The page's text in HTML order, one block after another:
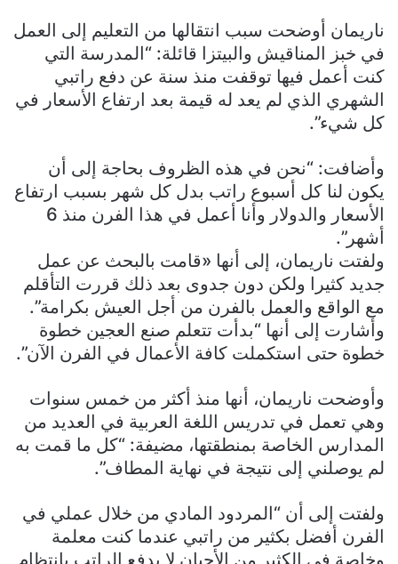
ناريمان أوضحت سبب انتقالها من التعليم إلى العمل
في خبز المناقيش والبيتزا قائلة: “المدرسة التي
كنت أعمل فيها توقفت منذ سنة عن دفع راتبي
الشهري الذي لم يعد له قيمة بعد ارتفاع الأسعار في
كل شيء”.
وأضافت: “نحن في هذه الظروف بحاجة إلى أن
يكون لنا كل أسبوع راتب بدل كل شهر بسبب ارتفاع
الأسعار والدولار وأنا أعمل في هذا الفرن منذ 6
أشهر”.
ولفتت ناريمان، إلى أنها «قامت بالبحث عن عمل
جديد كثيرا ولكن دون جدوى بعد ذلك قررت التأقلم
مع الواقع والعمل بالفرن من أجل العيش بكرامة”.
وأشارت إلى أنها “بدأت تتعلم صنع العجين خطوة
خطوة حتى استكملت كافة الأعمال في الفرن الآن”.
وأوضحت ناريمان، أنها منذ أكثر من خمس سنوات
وهي تعمل في تدريس اللغة العربية في العديد من
المدارس الخاصة بمنطقتها، مضيفة: “كل ما قمت به
لم يوصلني إلى نتيجة في نهاية المطاف”.
ولفتت إلى أن “المردود المادي من خلال عملي في
الفرن أفضل بكثير من راتبي عندما كنت معلمة
وخاصة في الكثير من الأحيان لا يدفع الراتب بانتظام